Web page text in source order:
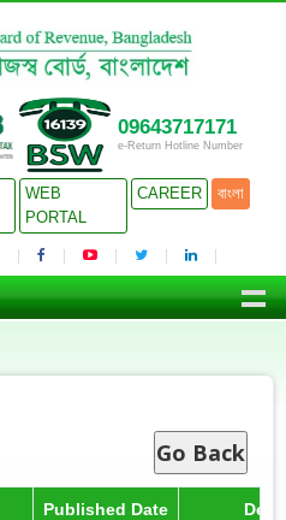
09643717171
e-Return Hotline Number
WEB
PORTAL
CAREER বাংলা
Go Back
Published Date